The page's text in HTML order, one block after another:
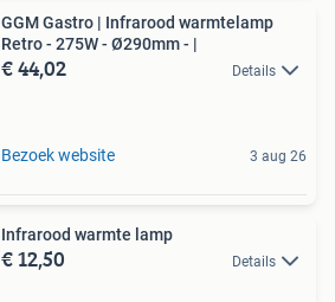
GGM Gastro | Infrarood warmtelamp
Retro - 275W - Ø290mm - |
€ 44,02 Details
Bezoek website 3 aug 26
Infrarood warmte lamp
€ 12,50 Details